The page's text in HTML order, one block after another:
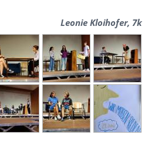
Leonie Kloihofer, 7k